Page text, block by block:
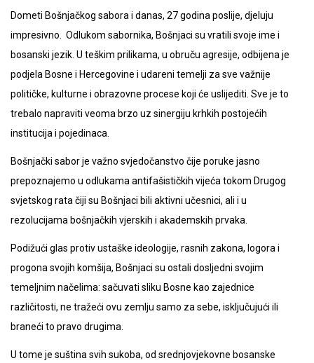
Dometi Bošnjačkog sabora i danas, 27 godina poslije, djeluju
impresivno. Odlukom sabornika, Bošnjaci su vratili svoje ime i
bosanski jezik. U teškim prilikama, u obruču agresije, odbijena je
podjela Bosne i Hercegovine i udareni temelji za sve važnije
političke, kulturne i obrazovne procese koji će uslijediti. Sve je to
trebalo napraviti veoma brzo uz sinergiju krhkih postojećih
institucija i pojedinaca.
Bošnjački sabor je važno svjedočanstvo čije poruke jasno
prepoznajemo u odlukama antifašističkih vijeća tokom Drugog
svjetskog rata čiji su Bošnjaci bili aktivni učesnici, ali i u
rezolucijama bošnjačkih vjerskih i akademskih prvaka.
Podižući glas protiv ustaške ideologije, rasnih zakona, logora i
progona svojih komšija, Bošnjaci su ostali dosljedni svojim
temeljnim načelima: sačuvati sliku Bosne kao zajednice
različitosti, ne tražeći ovu zemlju samo za sebe, isključujući ili
braneći to pravo drugima.
U tome je suština svih sukoba, od srednjovjekovne bosanske